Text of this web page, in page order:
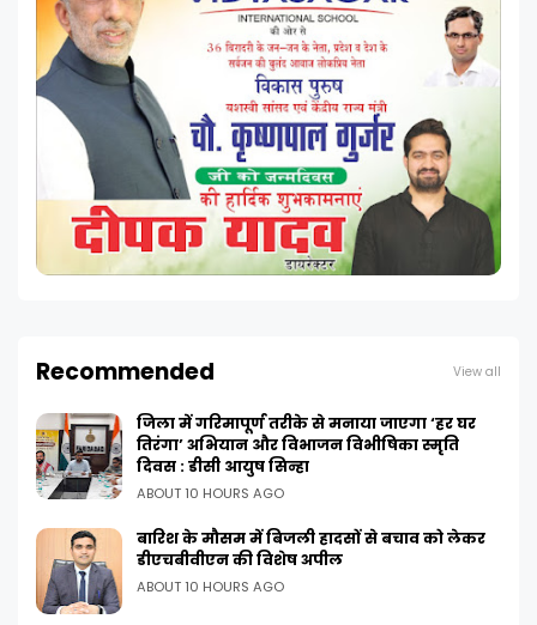
Recommended View all
जिला में गरिमापूर्ण तरीके से मनाया जाएगा ‘हर घर
तिरंगा’ अभियान और विभाजन विभीषिका स्मृति
दिवस : डीसी आयुष सिन्हा
ABOUT 10 HOURS AGO
बारिश के मौसम में बिजली हादसों से बचाव को लेकर
डीएचबीवीएन की विशेष अपील
ABOUT 10 HOURS AGO